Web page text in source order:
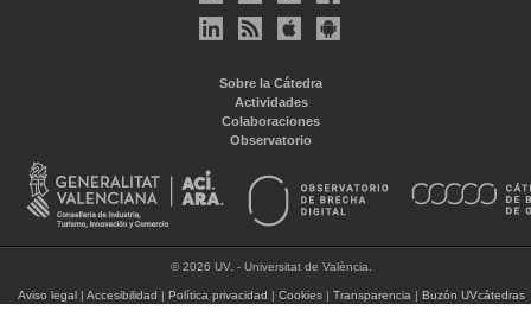
Sobre la Cátedra
Actividades
Colaboraciones
Observatorio
© 2026 UV. - Universitat de València.
Aviso legal| Accesibilidad | Política privacidad | Cookies| Transparencia | Buzón UVcátedras